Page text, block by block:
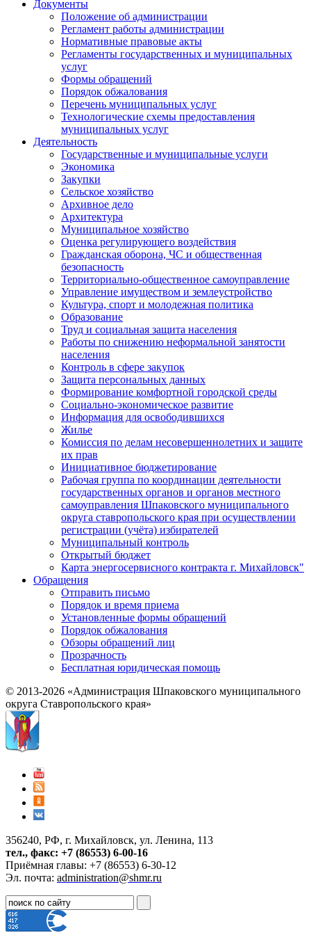
Документы
Положение об администрации
Регламент работы администрации
Нормативные правовые акты
Регламенты государственных и муниципальных
услуг
Формы обращений
Порядок обжалования
Перечень муниципальных услуг
Технологические схемы предоставления
муниципальных услуг
Деятельность
Государственные и муниципальные услуги
Экономика
Закупки
Сельское хозяйство
Архивное дело
Архитектура
Муниципальное хозяйство
Оценка регулирующего воздействия
Гражданская оборона, ЧС и общественная
безопасность
Территориально-общественное самоуправление
Управление имуществом и землеустройство
Культура, спорт и молодежная политика
Образование
Труд и социальная защита населения
Работы по снижению неформальной занятости
населения
Контроль в сфере закупок
Защита персональных данных
Формирование комфортной городской среды
Социально-экономическое развитие
Информация для освободившихся
Жилье
Комиссия по делам несовершеннолетних и защите
их прав
Инициативное бюджетирование
Рабочая группа по координации деятельности
государственных органов и органов местного
самоуправления Шпаковского муниципального
округа ставропольского края при осуществлении
регистрации (учёта) избирателей
Муниципальный контроль
Открытый бюджет
Карта энергосервисного контракта г. Михайловск"
Обращения
Отправить письмо
Порядок и время приема
Установленные формы обращений
Порядок обжалования
Обзоры обращений лиц
Прозрачность
Бесплатная юридическая помощь
© 2013-2026 «Администрация Шпаковского муниципального
округа Ставропольского края»
356240, РФ, г. Михайловск, ул. Ленина, 113
тел., факс: +7 (86553) 6-00-16
Приёмная главы: +7 (86553) 6-30-12
Эл. почта: administration@shmr.ru